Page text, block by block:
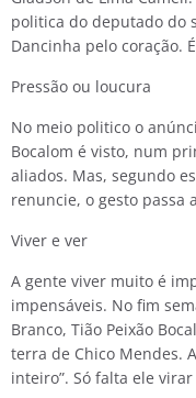
politica do deputado do
Dancinha pelo coração.
Pressão ou loucura
No meio politico o
Bocalom é visto, num
aliados. Mas, segundo
renuncie, o gesto passa
Viver e ver
A gente viver muito é
impensáveis. No fim
Branco, Tião Peixão
terra de Chico Mendes.
inteiro”. Só falta ele